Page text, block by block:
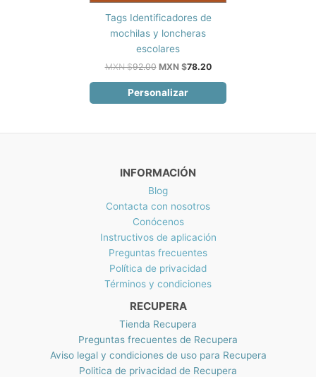
Tags Identificadores de
mochilas y loncheras
escolares
MXN $92.00 El
original
MXN $78.20El
actual
Personalizar
INFORMACIÓN
Blog
Contacta con nosotros
Conócenos
Instructivos de aplicación
Preguntas frecuentes
Política de privacidad
Términos y condiciones
RECUPERA
Tienda Recupera
Preguntas frecuentes de Recupera
Aviso legal y condiciones de uso para Recupera
Politica de privacidad de Recupera